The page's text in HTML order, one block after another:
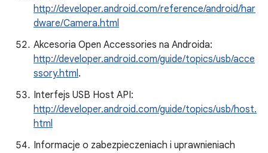
http://developer.android.com/reference/android/har
dware/Camera.html
Akcesoria Open Accessories na Androida:
http://developer.android.com/guide/topics/usb/acce
ssory.html.
Interfejs USB Host API:
http://developer.android.com/guide/topics/usb/host.
html
Informacje o zabezpieczeniach i uprawnieniach